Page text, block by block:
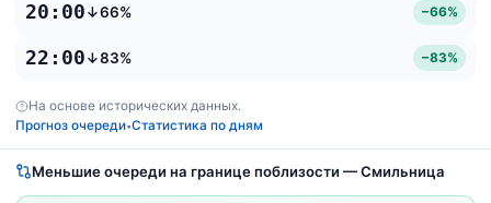
20:00↓66% −66%
22:00↓83% −83%
На основе исторических данных.
Прогноз очереди•Статистика по дням
Меньшие очереди на границе поблизости — Смильница